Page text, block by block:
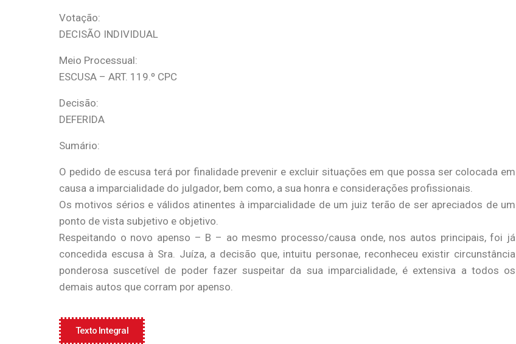
Votação:
DECISÃO INDIVIDUAL
Meio Processual:
ESCUSA – ART. 119.º CPC
Decisão:
DEFERIDA
Sumário:
O pedido de escusa terá por finalidade prevenir e excluir situações em que possa ser colocada em
causa a imparcialidade do julgador, bem como, a sua honra e considerações profissionais.
Os motivos sérios e válidos atinentes à imparcialidade de um juiz terão de ser apreciados de um
ponto de vista subjetivo e objetivo.
Respeitando o novo apenso – B – ao mesmo processo/causa onde, nos autos principais, foi já
concedida escusa à Sra. Juíza, a decisão que, intuitu personae, reconheceu existir circunstância
ponderosa suscetível de poder fazer suspeitar da sua imparcialidade, é extensiva a todos os
demais autos que corram por apenso.
Texto Integral